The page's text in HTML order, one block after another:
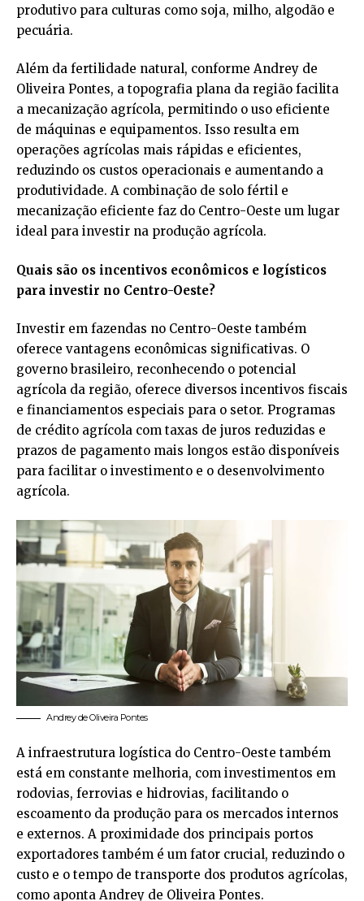
produtivo para culturas como soja, milho, algodão e
pecuária.
Além da fertilidade natural, conforme Andrey de
Oliveira Pontes, a topografia plana da região facilita
a mecanização agrícola, permitindo o uso eficiente
de máquinas e equipamentos. Isso resulta em
operações agrícolas mais rápidas e eficientes,
reduzindo os custos operacionais e aumentando a
produtividade. A combinação de solo fértil e
mecanização eficiente faz do Centro-Oeste um lugar
ideal para investir na produção agrícola.
Quais são os incentivos econômicos e logísticos
para investir no Centro-Oeste?
Investir em fazendas no Centro-Oeste também
oferece vantagens econômicas significativas. O
governo brasileiro, reconhecendo o potencial
agrícola da região, oferece diversos incentivos fiscais
e financiamentos especiais para o setor. Programas
de crédito agrícola com taxas de juros reduzidas e
prazos de pagamento mais longos estão disponíveis
para facilitar o investimento e o desenvolvimento
agrícola.
Andrey de Oliveira Pontes
A infraestrutura logística do Centro-Oeste também
está em constante melhoria, com investimentos em
rodovias, ferrovias e hidrovias, facilitando o
escoamento da produção para os mercados internos
e externos. A proximidade dos principais portos
exportadores também é um fator crucial, reduzindo o
custo e o tempo de transporte dos produtos agrícolas,
como aponta Andrey de Oliveira Pontes.